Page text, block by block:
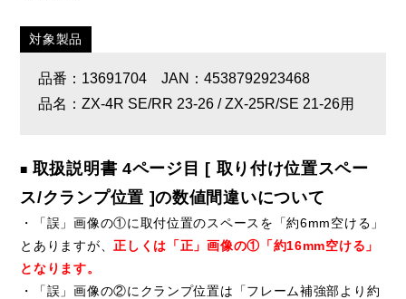
対象製品
品番：13691704 JAN：4538792923468
品名：ZX-4R SE/RR 23-26 / ZX-25R/SE 21-26用
■ 取扱説明書 4ページ目 [ 取り付け位置スペー
ス/クランプ位置 ]の数値間違いについて
・「誤」画像の①に取付位置のスペースを「約6mm空ける」
とありますが、正しくは「正」画像の①「約16mm空ける」
となります。
・「誤」画像の②にクランプ位置は「フレーム補強部より約